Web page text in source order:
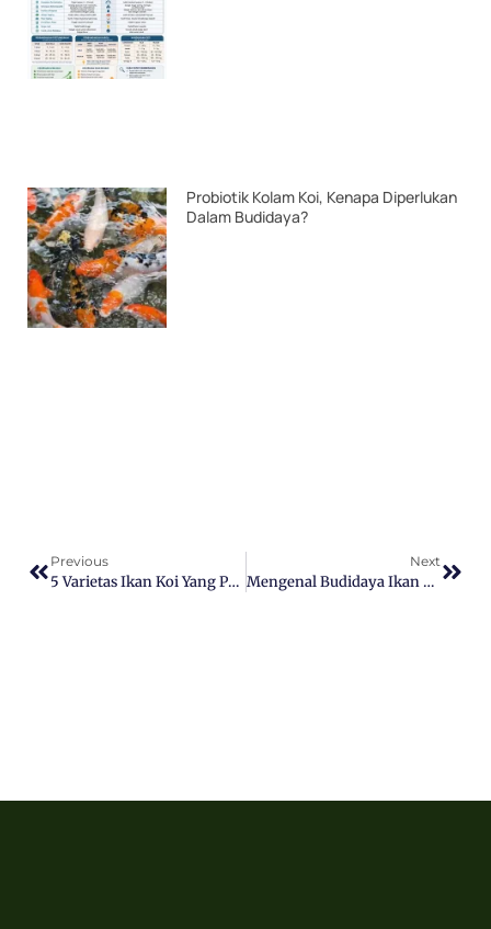
Probiotik Kolam Koi, Kenapa Diperlukan
Dalam Budidaya?
Previous
5 Varietas Ikan Koi Yang Paling Populer, Apa Saja?
Next
Mengenal Budidaya Ikan Sistem Intensif, Apa Kelebihannya?